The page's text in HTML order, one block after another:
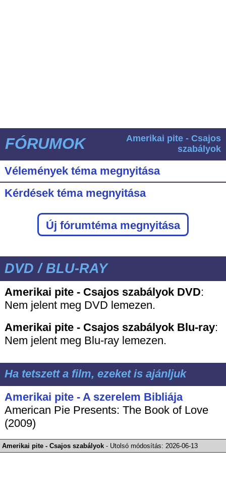
FÓRUMOK
Amerikai pite - Csajos
szabályok
Vélemények téma megnyitása
Kérdések téma megnyitása
Új fórumtéma megnyitása
DVD / BLU-RAY
Amerikai pite - Csajos szabályok DVD:
Nem jelent meg DVD lemezen.
Amerikai pite - Csajos szabályok Blu-ray:
Nem jelent meg Blu-ray lemezen.
Ha tetszett a film, ezeket is ajánljuk
Amerikai pite - A szerelem Bibliája
American Pie Presents: The Book of Love
(2009)
Amerikai pite - Csajos szabályok - Utolsó módosítás: 2026-06-13